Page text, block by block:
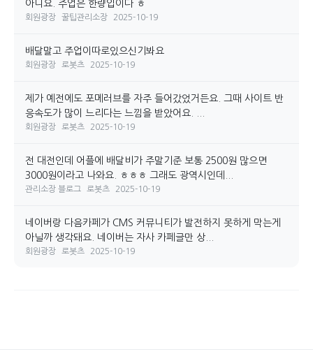
아니요. 주업은 한량입이다 ㅎ
회원광장 꿀팁관리소장 2025-10-19
배달말고 주업이따로있으신기봐요
회원광장 로봇츠 2025-10-19
제가 예전에도 포메러브를 자주 들어갔었거든요. 그때 사이트 반
응속도가 많이 느리다는 느낌을 받았어요. ...
회원광장 로봇츠 2025-10-19
전 대전인데 어플에 배달비가 주말기준 보통 2500원 많으면
3000원이라고 나와요. ㅎㅎㅎ 그래도 광역시인데...
관리소장 블로그 로봇츠 2025-10-19
네이버랑 다음카페가 CMS 커뮤니티가 발전하지 못하게 막는게
아닐까 생각돼요. 네이버는 자사 카페글만 상...
회원광장 로봇츠 2025-10-19